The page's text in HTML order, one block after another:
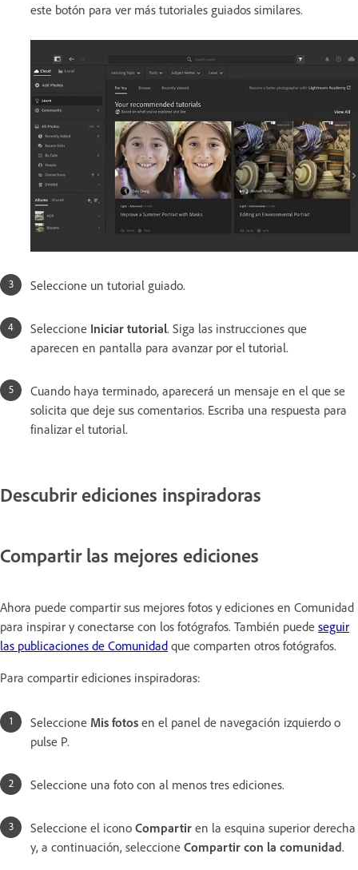
este botón para ver más tutoriales guiados similares.
Seleccione un tutorial guiado.
Seleccione Iniciar tutorial. Siga las instrucciones que
aparecen en pantalla para avanzar por el tutorial.
Cuando haya terminado, aparecerá un mensaje en el que se
solicita que deje sus comentarios. Escriba una respuesta para
finalizar el tutorial.
Descubrir ediciones inspiradoras
Compartir las mejores ediciones
Ahora puede compartir sus mejores fotos y ediciones en Comunidad
para inspirar y conectarse con los fotógrafos. También puede seguir
las publicaciones de Comunidad que comparten otros fotógrafos.
Para compartir ediciones inspiradoras:
Seleccione Mis fotos en el panel de navegación izquierdo o
pulse P.
Seleccione una foto con al menos tres ediciones.
Seleccione el icono Compartir en la esquina superior derecha
y, a continuación, seleccione Compartir con la comunidad.